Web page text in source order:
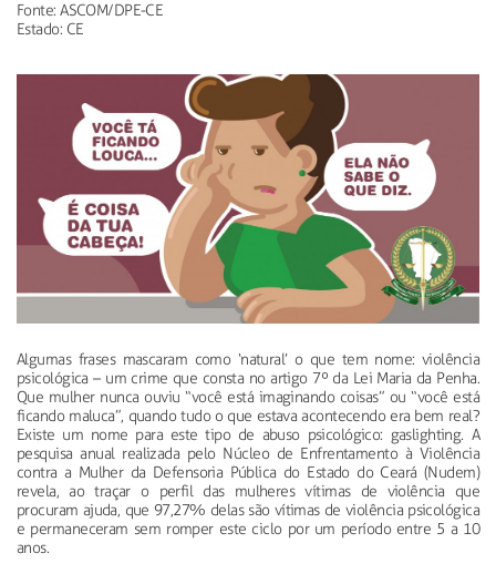
Fonte: ASCOM/DPE-CE
Estado: CE
Algumas frases mascaram como ‘natural’ o que tem nome: violência
psicológica – um crime que consta no artigo 7º da Lei Maria da Penha.
Que mulher nunca ouviu “você está imaginando coisas” ou “você está
ficando maluca”, quando tudo o que estava acontecendo era bem real?
Existe um nome para este tipo de abuso psicológico: gaslighting. A
pesquisa anual realizada pelo Núcleo de Enfrentamento à Violência
contra a Mulher da Defensoria Pública do Estado do Ceará (Nudem)
revela, ao traçar o perfil das mulheres vítimas de violência que
procuram ajuda, que 97,27% delas são vítimas de violência psicológica
e permaneceram sem romper este ciclo por um período entre 5 a 10
anos.